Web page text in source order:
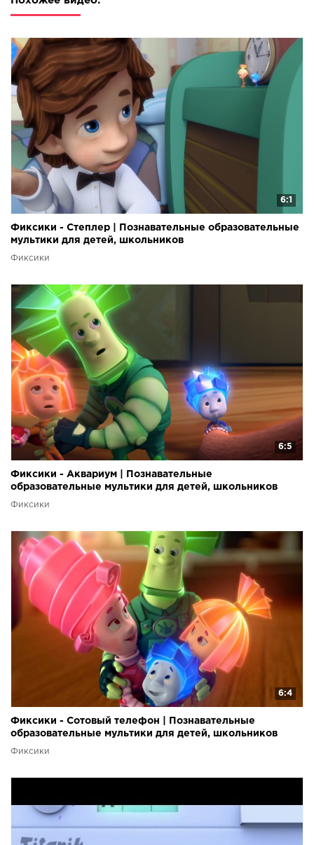
6:1
Фиксики - Степлер | Познавательные образовательные
мультики для детей, школьников
Фиксики
6:5
Фиксики - Аквариум | Познавательные
образовательные мультики для детей, школьников
Фиксики
6:4
Фиксики - Сотовый телефон | Познавательные
образовательные мультики для детей, школьников
Фиксики